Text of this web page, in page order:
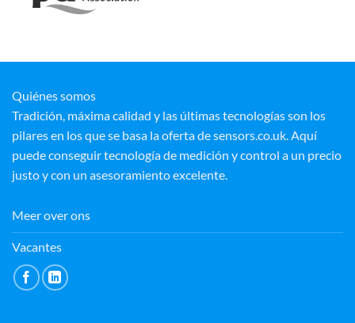
Quiénes somos
Tradición, máxima calidad y las últimas tecnologías son los
pilares en los que se basa la oferta de sensors.co.uk. Aquí
puede conseguir tecnología de medición y control a un precio
justo y con un asesoramiento excelente.
Meer over ons
Vacantes